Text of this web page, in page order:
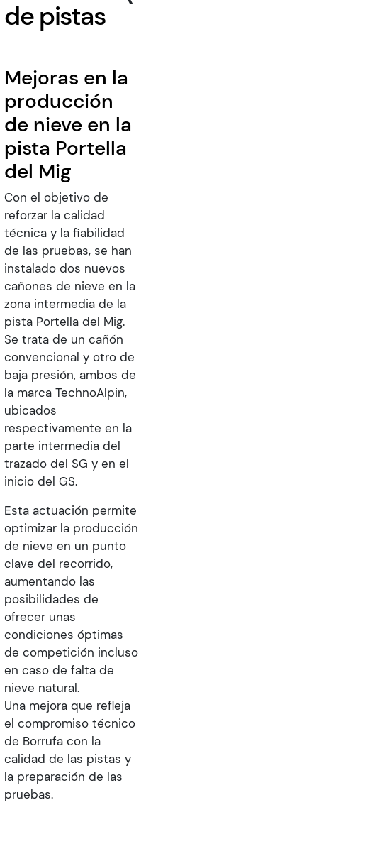
accesibilidad.
de pistas
Mejoras en la
producción
de nieve en la
pista Portella
del Mig
Con el objetivo de
reforzar la calidad
técnica y la fiabilidad
de las pruebas, se han
instalado dos nuevos
cañones de nieve en la
zona intermedia de la
pista Portella del Mig.
Se trata de un cañón
convencional y otro de
baja presión, ambos de
la marca TechnoAlpin,
ubicados
respectivamente en la
parte intermedia del
trazado del SG y en el
inicio del GS.
Esta actuación permite
optimizar la producción
de nieve en un punto
clave del recorrido,
aumentando las
posibilidades de
ofrecer unas
condiciones óptimas
de competición incluso
en caso de falta de
nieve natural.
Una mejora que refleja
el compromiso técnico
de Borrufa con la
calidad de las pistas y
la preparación de las
pruebas.